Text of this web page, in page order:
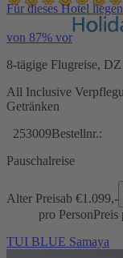
Für dieses Hotel
von 87% vor
8-tägige Flugreise,
All Inclusive
Getränken
253009Bestellnr.:
Pauschalreise
Alter Preisab €1.099,-
pro PersonPreis
TUI BLUE Samaya